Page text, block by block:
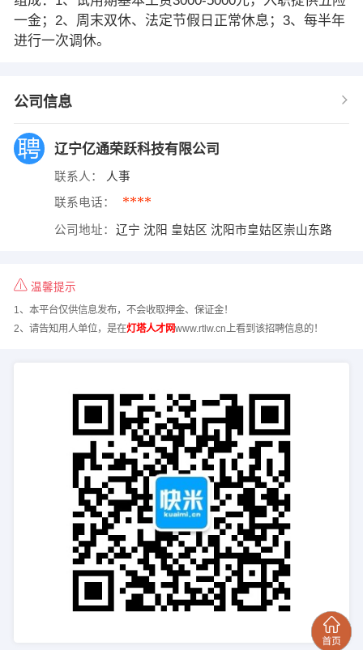
一金；2、周末双休、法定节假日正常休息；3、每半年
进行一次调休。
公司信息
辽宁亿通荣跃科技有限公司
联系人： 人事
联系电话： ****
公司地址： 辽宁 沈阳 皇姑区 沈阳市皇姑区崇山东路
温馨提示
1、本平台仅供信息发布，不会收取押金、保证金！
2、请告知用人单位，是在灯塔人才网www.rtlw.cn上看到该招聘信息的！